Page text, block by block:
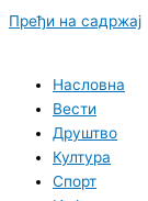
Пређи на садржај
Насловна
Вести
Друштво
Култура
Спорт